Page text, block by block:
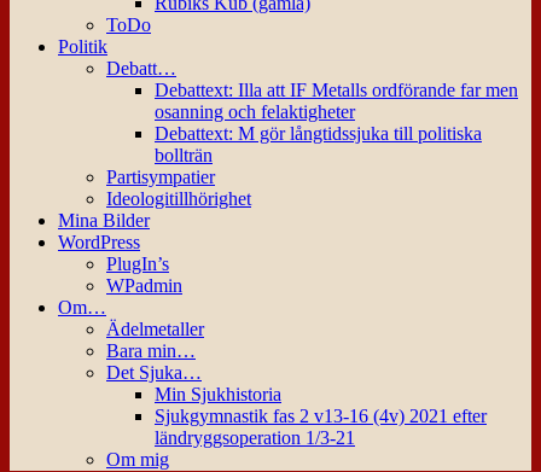
ToDo
Politik
Debatt…
Debattext: Illa att IF Metalls ordförande far men
osanning och felaktigheter
Debattext: M gör långtidssjuka till politiska
bollträn
Partisympatier
Ideologitillhörighet
Mina Bilder
WordPress
PlugIn’s
WPadmin
Om…
Ädelmetaller
Bara min…
Det Sjuka…
Min Sjukhistoria
Sjukgymnastik fas 2 v13-16 (4v) 2021 efter
ländryggsoperation 1/3-21
Om mig